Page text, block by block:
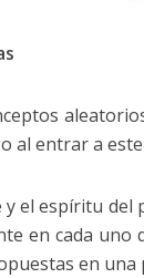
al entrar a
el espíritu
en cada uno
en una